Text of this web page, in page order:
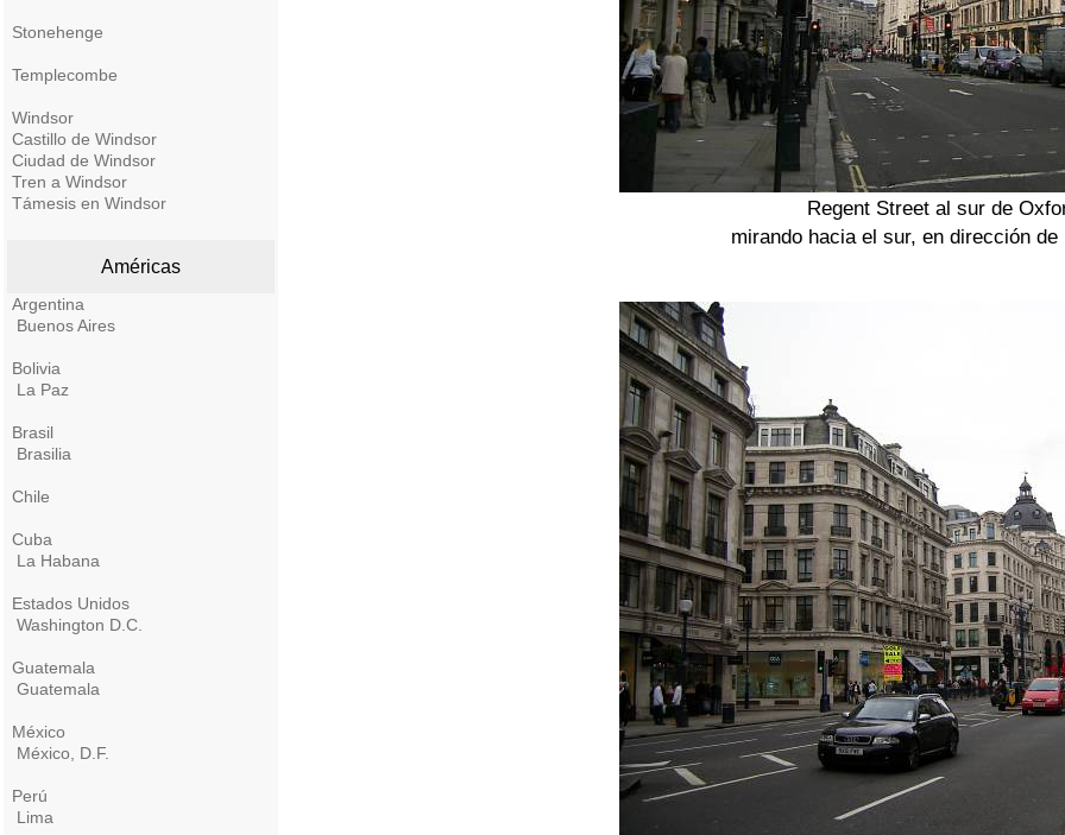
Stonehenge
Templecombe
Windsor
Castillo de Windsor
Ciudad de Windsor
Tren a Windsor
Támesis en Windsor
Américas
Argentina
Buenos Aires
Bolivia
La Paz
Brasil
Brasilia
Chile
Cuba
La Habana
Estados Unidos
Washington D.C.
Guatemala
Guatemala
México
México, D.F.
Perú
Lima
Regent Street al sur de
mirando hacia el sur, en dirección